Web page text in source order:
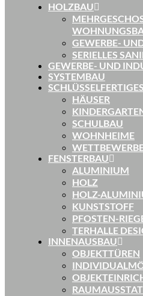
HOLZBAU
GEWERBE-
SERIELLES
GEWERBE- UND
SYSTEMBAU
HÄUSER
SCHULBAU
WOHNHEIME
FENSTERBAU
ALUMINIUM
HOLZ
HOLZ-
KUNSTSTOFF
PFOSTEN-
TERHALLE
INNENAUSBAU
OBJEKTTÜREN